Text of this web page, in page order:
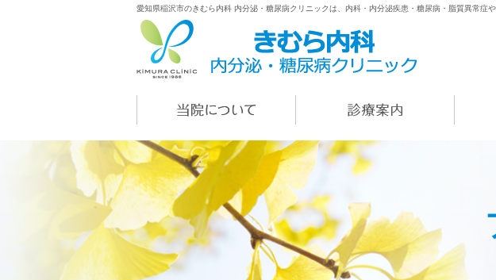
愛知県稲沢市のきむら内科 内分泌・糖尿病クリニックは、内科・内分泌疾患・糖尿病・脂質異常症